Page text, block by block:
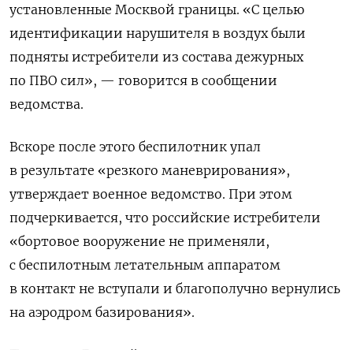
установленные Москвой границы. «С целью
идентификации нарушителя в воздух были
подняты истребители из состава дежурных
по ПВО сил», — говорится в сообщении
ведомства.
Вскоре после этого беспилотник упал
в результате «резкого маневрирования»,
утверждает военное ведомство. При этом
подчеркивается, что российские истребители
«бортовое вооружение не применяли,
с беспилотным летательным аппаратом
в контакт не вступали и благополучно вернулись
на аэродром базирования».